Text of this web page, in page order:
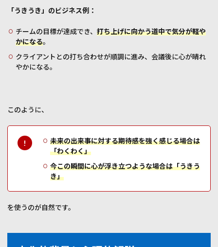
「うきうき」のビジネス例：
チームの目標が達成でき、 打ち上げに向かう道中で気分が軽や
かになる。
クライアントとの打ち合わせが順調に進み、会議後に心が晴れ
やかになる。
このように、
未来の出来事に対する期待感を強く感じる場合は
「わくわく」
今この瞬間に心が浮き立つような場合は「うきう
き」
を使うのが自然です。